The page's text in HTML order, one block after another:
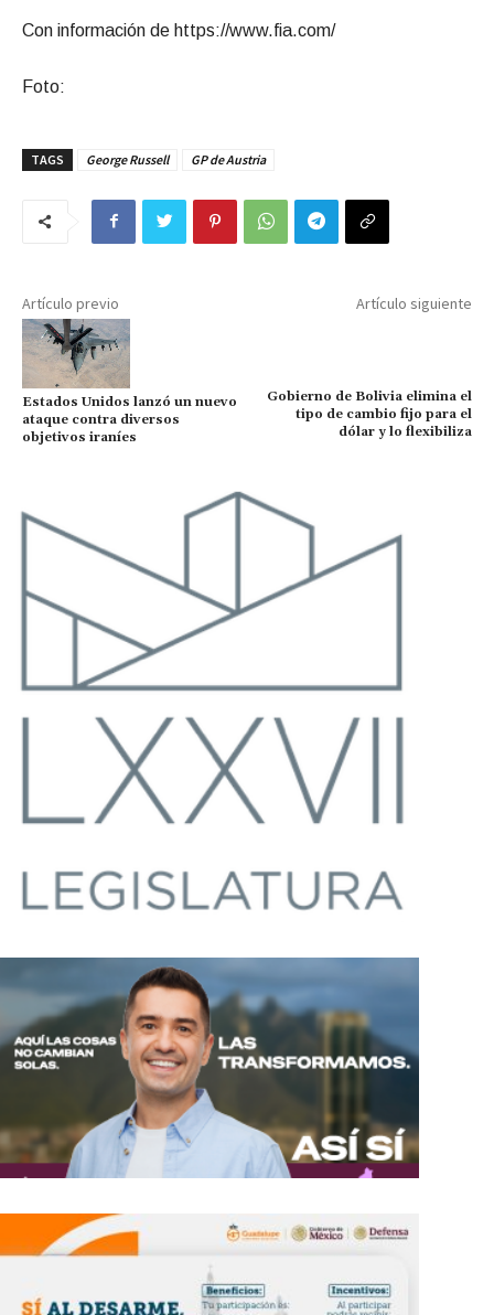
Con información de https://www.fia.com/
Foto:
TAGS George Russell GP de Austria
Artículo previo
Estados Unidos lanzó un nuevo
ataque contra diversos
objetivos iraníes
Artículo siguiente
Gobierno de Bolivia elimina el
tipo de cambio fijo para el